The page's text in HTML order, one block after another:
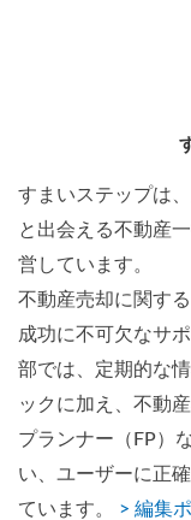
すまいステップは
と出会える不動産
営しています。
不動産売却に関す
成功に不可欠なサ
部では、定期的な
ックに加え、不動
プランナー（FP）
い、ユーザーに正
ています。 > 編集